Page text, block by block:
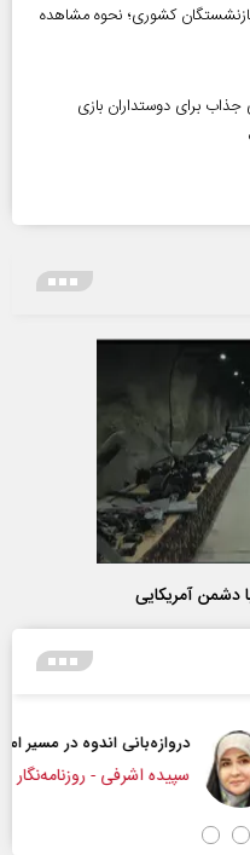
تومانی بازنشستگان کشوری؛ نحوه مشاهده
دشمن آمریکایی
مسیر امید